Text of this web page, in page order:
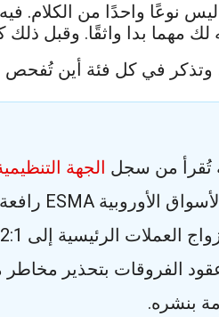
ليس نوعًا واحدًا من
لك مهما بدا واثقًا. وقبل
وتذكر في كل فئة أين تُفحص
تُقرأ من سجل الجهة
الفروقات بتحذير
بنشره.